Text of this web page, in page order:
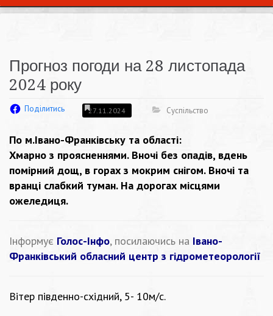
Прогноз погоди на 28 листопада
2024 року
Поділитись 27.11.2024 Суспільство
По м.Івано-Франківську та області:
Хмарно з проясненнями. Вночі без опадів, вдень
помірний дощ, в горах з мокрим снігом. Вночі та
вранці слабкий туман. На дорогах місцями
ожеледиця.
Інформує Голос-Інфо, посилаючись на Івано-
Франківський обласний центр з гідрометеорології
Вітер південно-східний, 5- 10м/с.